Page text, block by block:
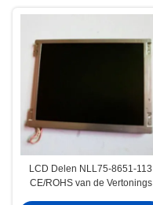
LCD Delen NLL75-8651-113
CE/ROHS van de Vertonings